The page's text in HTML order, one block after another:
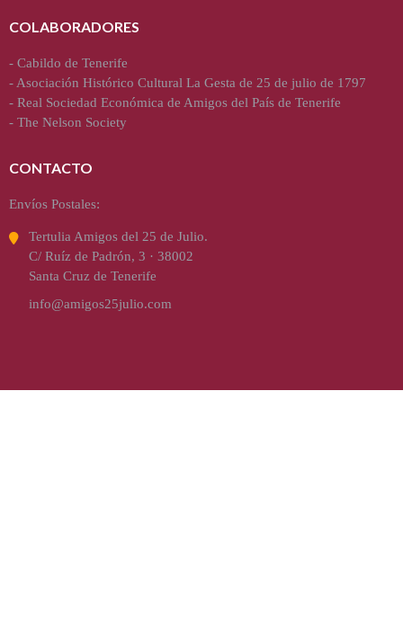
COLABORADORES
- Cabildo de Tenerife
- Asociación Histórico Cultural La Gesta de 25 de julio de 1797
- Real Sociedad Económica de Amigos del País de Tenerife
- The Nelson Society
CONTACTO
Envíos Postales:
Tertulia Amigos del 25 de Julio.
C/ Ruíz de Padrón, 3 · 38002
Santa Cruz de Tenerife
info@amigos25julio.com